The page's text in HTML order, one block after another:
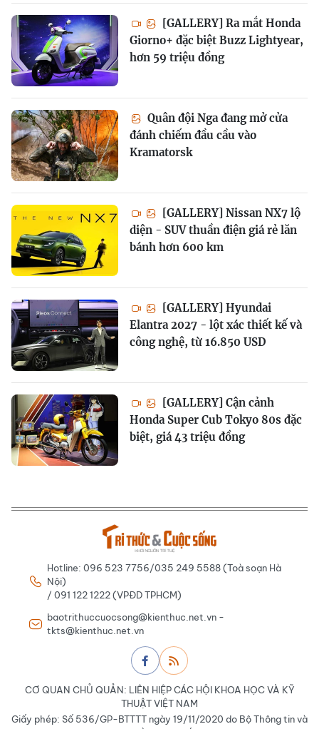
[GALLERY] Ra mắt Honda
Giorno+ đặc biệt Buzz Lightyear,
hơn 59 triệu đồng
Quân đội Nga đang mở cửa
đánh chiếm đầu cầu vào
Kramatorsk
[GALLERY] Nissan NX7 lộ
diện - SUV thuần điện giá rẻ lăn
bánh hơn 600 km
[GALLERY] Hyundai
Elantra 2027 - lột xác thiết kế và
công nghệ, từ 16.850 USD
[GALLERY] Cận cảnh
Honda Super Cub Tokyo 80s đặc
biệt, giá 43 triệu đồng
Hotline: 096 523 7756/035 249 5588 (Toà soạn Hà
Nội)
/ 091 122 1222 (VPĐD TPHCM)
baotrithuccuocsong@kienthuc.net.vn -
tkts@kienthuc.net.vn
CƠ QUAN CHỦ QUẢN: LIÊN HIỆP CÁC HỘI KHOA HỌC VÀ KỸ
THUẬT VIỆT NAM
Giấy phép: Số 536/GP-BTTTT ngày 19/11/2020 do Bộ Thông tin và